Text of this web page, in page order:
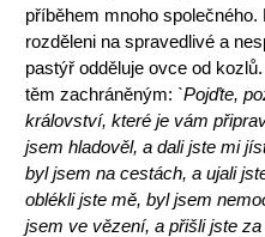
příběhem mnoho
rozděleni na spravedlivé a
pastýř odděluje ovce od kozlů.
těm zachráněným: `Pojďte,
království, které je vám
jsem hladověl, a dali jste mi
byl jsem na cestách, a ujali
oblékli jste mě, byl jsem
jsem ve vězení, a přišli jste za